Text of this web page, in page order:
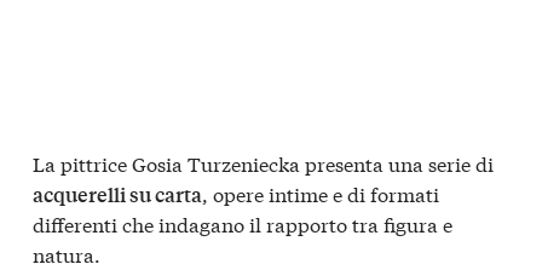
La pittriceGosia Turzeniecka presenta una serie di
acquerelli su carta, opere intime e di formati
differenti che indagano il rapporto tra figura e
natura.